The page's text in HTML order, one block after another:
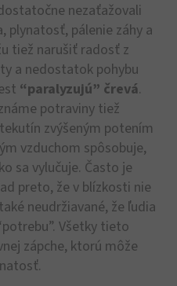
nezaťažovali
plynatosť, pálenie záhy a
tiež narušiť radosť z
a nedostatok pohybu
“paralyzujú” črevá.
potraviny tiež
zvýšeným potením
vzduchom spôsobuje,
sa vylučuje. Často je
preto, že v blízkosti nie
neudržiavané, že ľudia
Všetky tieto
zápche, ktorú môže